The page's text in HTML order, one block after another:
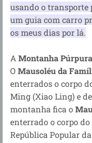
usando o transporte
um guia com carro
os meus dias por lá.
A Montanha Púrpura
O Mausoléu da
enterrados o corpo
Ming (Xiao Ling) e
montanha fica o
enterrado o corpo
República Popular